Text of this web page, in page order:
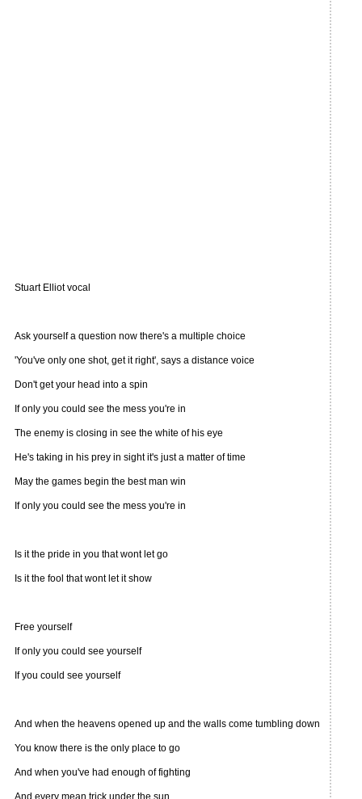
Stuart Elliot vocal
Ask yourself a question now there's a multiple choice
'You've only one shot, get it right', says a distance voice
Don't get your head into a spin
If only you could see the mess you're in
The enemy is closing in see the white of his eye
He's taking in his prey in sight it's just a matter of time
May the games begin the best man win
If only you could see the mess you're in
Is it the pride in you that wont let go
Is it the fool that wont let it show
Free yourself
If only you could see yourself
If you could see yourself
And when the heavens opened up and the walls come tumbling down
You know there is the only place to go
And when you've had enough of fighting
And every mean trick under the sun